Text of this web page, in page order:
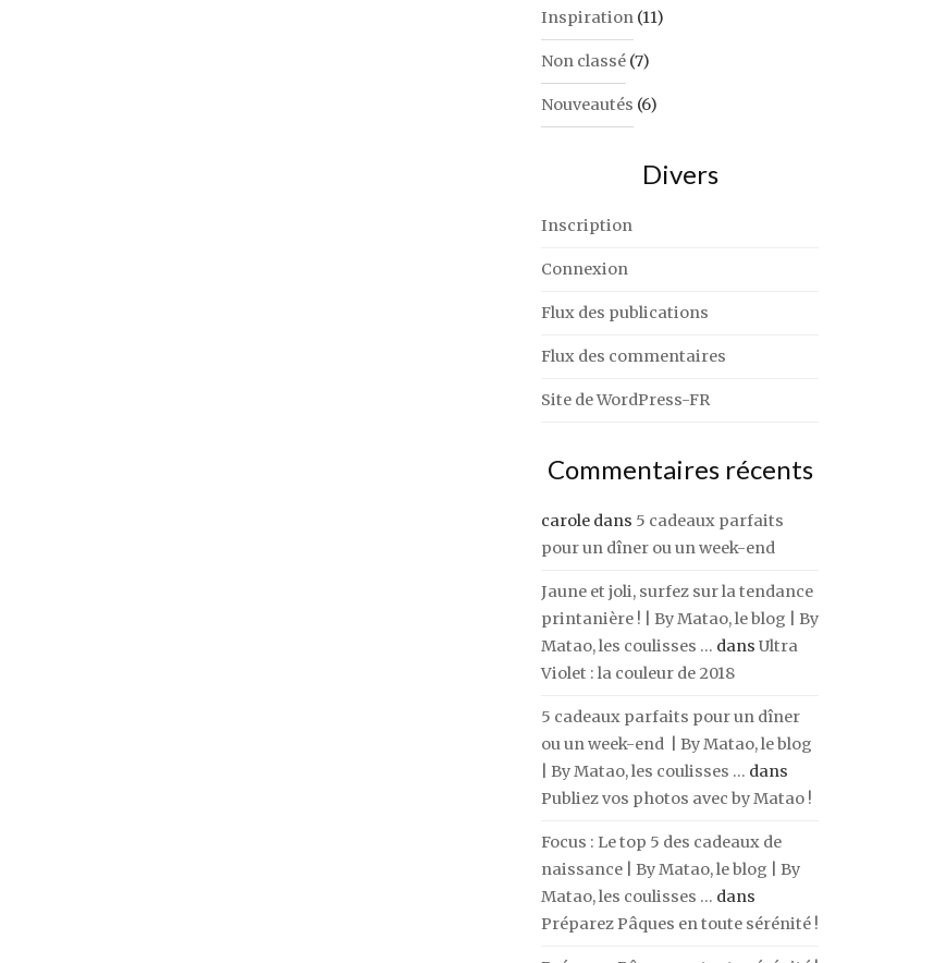
Inspiration (11)
Non classé (7)
Nouveautés (6)
Divers
Inscription
Connexion
Flux des publications
Flux des commentaires
Site de WordPress-FR
Commentaires récents
carole dans 5 cadeaux parfaits
pour un dîner ou un week-end
Jaune et joli, surfez sur la tendance
printanière ! | By Matao, le blog | By
Matao, les coulisses ... dans Ultra
Violet : la couleur de 2018
5 cadeaux parfaits pour un dîner
ou un week-end | By Matao, le blog
| By Matao, les coulisses ... dans
Publiez vos photos avec by Matao !
Focus : Le top 5 des cadeaux de
naissance | By Matao, le blog | By
Matao, les coulisses ... dans
Préparez Pâques en toute sérénité !